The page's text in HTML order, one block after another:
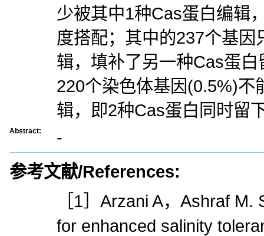
少被其中1种Cas蛋白编辑
度搭配；其中的237个基因
辑，填补了另一种Cas蛋
220个染色体基因(0.5%)不
辑，即2种Cas蛋白同时留
Abstract:
-
参考文献/References:
［1］Arzani A，Ashraf
for enhanced salinity